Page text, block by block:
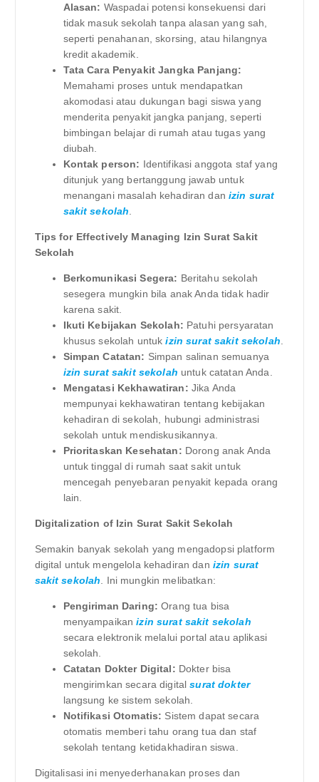
Alasan: Waspadai potensi konsekuensi dari
tidak masuk sekolah tanpa alasan yang sah,
seperti penahanan, skorsing, atau hilangnya
kredit akademik.
Tata Cara Penyakit Jangka Panjang:
Memahami proses untuk mendapatkan
akomodasi atau dukungan bagi siswa yang
menderita penyakit jangka panjang, seperti
bimbingan belajar di rumah atau tugas yang
diubah.
Kontak person: Identifikasi anggota staf yang
ditunjuk yang bertanggung jawab untuk
menangani masalah kehadiran danizin surat
sakit sekolah
Tips for Effectively Managing Izin Surat Sakit
Sekolah
Berkomunikasi Segera: Beritahu sekolah
sesegera mungkin bila anak Anda tidak hadir
karena sakit.
Ikuti Kebijakan Sekolah: Patuhi persyaratan
khusus sekolah untukizin surat sakit sekolah
Simpan Catatan: Simpan salinan semuanya
izin surat sakit sekolah untuk catatan Anda.
Mengatasi Kekhawatiran: Jika Anda
mempunyai kekhawatiran tentang kebijakan
kehadiran di sekolah, hubungi administrasi
sekolah untuk mendiskusikannya.
Prioritaskan Kesehatan: Dorong anak Anda
untuk tinggal di rumah saat sakit untuk
mencegah penyebaran penyakit kepada orang
lain.
Digitalization of Izin Surat Sakit Sekolah
Semakin banyak sekolah yang mengadopsi platform
digital untuk mengelola kehadiran dan izin surat
sakit sekolah . Ini mungkin melibatkan:
Pengiriman Daring: Orang tua bisa
menyampaikanizin surat sakit sekolah
secara elektronik melalui portal atau aplikasi
sekolah.
Catatan Dokter Digital: Dokter bisa
mengirimkan secara digitalsurat dokter
langsung ke sistem sekolah.
Notifikasi Otomatis: Sistem dapat secara
otomatis memberi tahu orang tua dan staf
sekolah tentang ketidakhadiran siswa.
Digitalisasi ini menyederhanakan proses dan